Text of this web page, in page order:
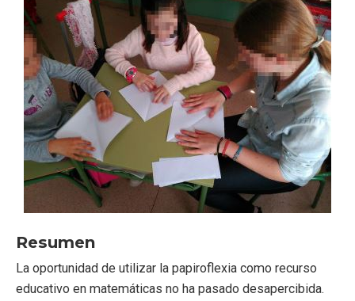
Resumen
La oportunidad de utilizar la papiroflexia como recurso
educativo en matemáticas no ha pasado desapercibida.